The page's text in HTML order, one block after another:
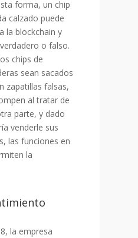
forma, un chip
calzado puede
la blockchain y
o falso.
chips de
sean sacados
zapatillas falsas,
al tratar de
parte, y dado
venderle sus
las funciones en
la
la empresa